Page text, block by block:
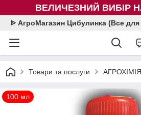
ВЕЛИЧЕЗНИЙ ВИБІР
ᐉ АгроМагазин Цибулинка (Все
Товари та послуги АГРОХІМІЯ
100 мл